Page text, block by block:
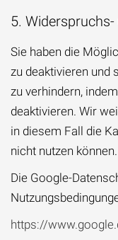
5.
Sie haben die
zu deaktivieren und
zu verhindern,
deaktivieren. Wir
in diesem Fall die
nicht nutzen können.
Die Google-
https://